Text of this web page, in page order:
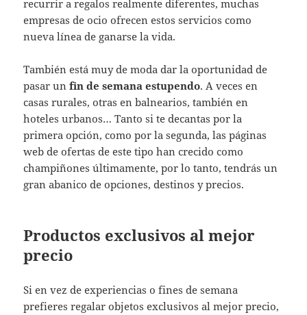
recurrir a regalos realmente diferentes, muchas
empresas de ocio ofrecen estos servicios como
nueva línea de ganarse la vida.
También está muy de moda dar la oportunidad de
pasar unfin de semana estupendo. A veces en
casas rurales, otras en balnearios, también en
hoteles urbanos… Tanto si te decantas por la
primera opción, como por la segunda, las páginas
web de ofertas de este tipo han crecido como
champiñones últimamente, por lo tanto, tendrás un
gran abanico de opciones, destinos y precios.
Productos exclusivos al mejor
precio
Si en vez de experiencias o fines de semana
prefieres regalar objetos exclusivos al mejor precio,